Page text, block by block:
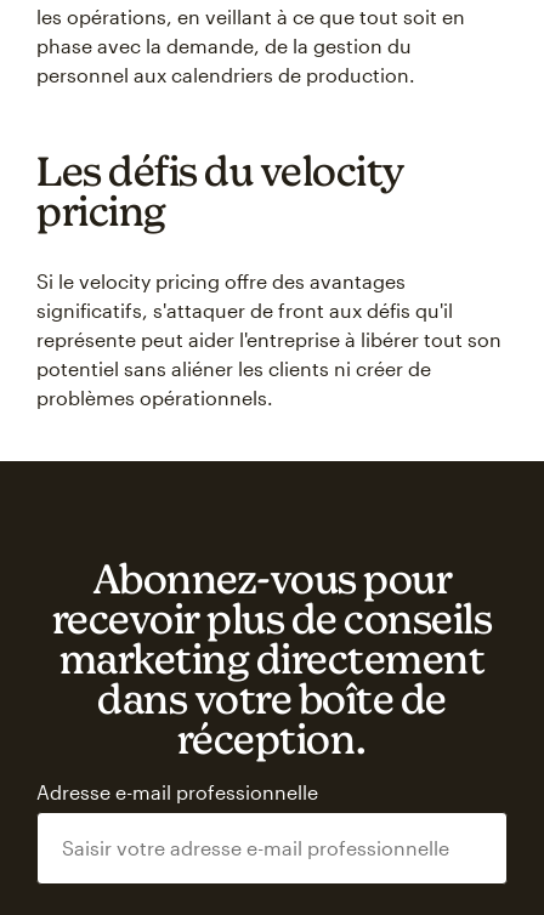
les opérations, en veillant à ce que tout soit en
phase avec la demande, de la gestion du
personnel aux calendriers de production.
Les défis du velocity
pricing
Si le velocity pricing offre des avantages
significatifs, s'attaquer de front aux défis qu'il
représente peut aider l'entreprise à libérer tout son
potentiel sans aliéner les clients ni créer de
problèmes opérationnels.
Abonnez‑vous pour
recevoir plus de conseils
marketing directement
dans votre boîte de
réception.
Adresse e-mail professionnelle